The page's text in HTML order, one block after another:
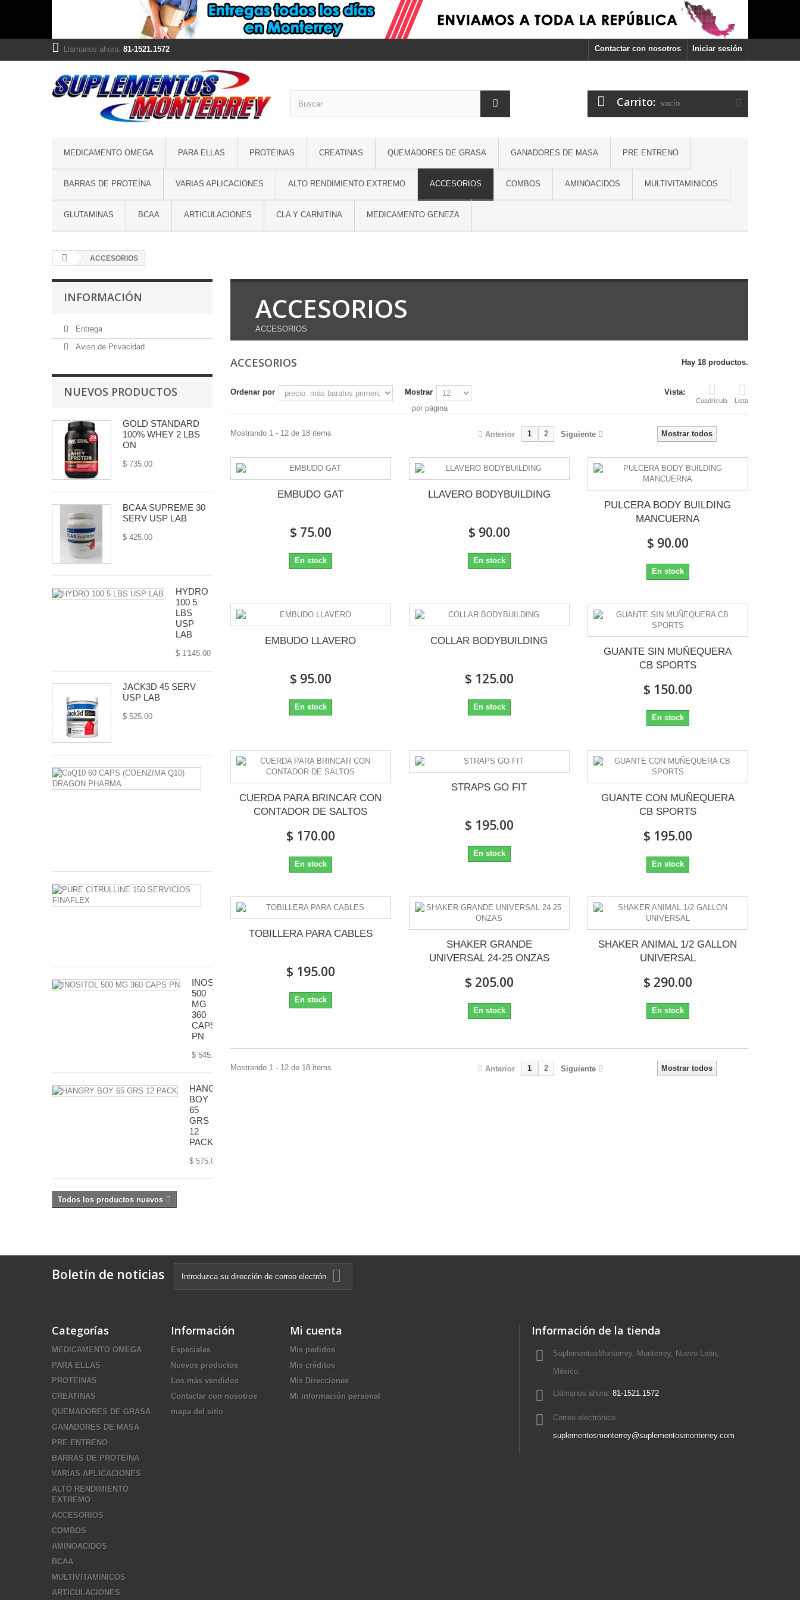
Iniciar sesión
Contactar con nosotros
Llámanos ahora: 81-1521.1572
Carrito: vacío
MEDICAMENTO OMEGA PARA ELLAS PROTEINAS CREATINAS QUEMADORES DE GRASA GANADORES DE MASA PRE ENTRENO
BARRAS DE PROTEÍNA VARIAS APLICACIONES ALTO RENDIMIENTO EXTREMO ACCESORIOS COMBOS AMINOACIDOS MULTIVITAMINICOS
GLUTAMINAS BCAA ARTICULACIONES CLA Y CARNITINA MEDICAMENTO GENEZA
ACCESORIOS
INFORMACIÓN
Entrega
Aviso de Privacidad
NUEVOS PRODUCTOS
GOLD STANDARD
100% WHEY 2 LBS
ON
$ 735.00
BCAA SUPREME 30
SERV USP LAB
$ 425.00
HYDRO
100 5
LBS
USP
LAB
$ 1'145.00
JACK3D 45 SERV
USP LAB
$ 525.00
(COENZIMA
CITRULLINE
SERVICIOS
FINAFLEX
INOSITOL
500
MG
360
CAPS
PN
$ 545.00
HANGRY
BOY
65
GRS
12
PACK
$ 575.00
Todos los productos nuevos
ACCESORIOS
ACCESORIOS
ACCESORIOS Hay 18 productos.
Vista:
Cuadrícula Lista
Ordenar por
Mostrar
por página
Mostrar todos
Anterior 1 2 Siguiente
Mostrando 1 - 12 de 18 items
EMBUDO GAT
$ 75.00
En stock
LLAVERO BODYBUILDING
$ 90.00
En stock
PULCERA BODY BUILDING
MANCUERNA
$ 90.00
En stock
EMBUDO LLAVERO
$ 95.00
En stock
COLLAR BODYBUILDING
$ 125.00
En stock
GUANTE SIN MUÑEQUERA
CB SPORTS
$ 150.00
En stock
CUERDA PARA BRINCAR CON
CONTADOR DE SALTOS
$ 170.00
En stock
STRAPS GO FIT
$ 195.00
En stock
GUANTE CON MUÑEQUERA
CB SPORTS
$ 195.00
En stock
TOBILLERA PARA CABLES
$ 195.00
En stock
SHAKER GRANDE
UNIVERSAL 24-25 ONZAS
$ 205.00
En stock
SHAKER ANIMAL 1/2 GALLON
UNIVERSAL
$ 290.00
En stock
Mostrar todos
Anterior 1 2 Siguiente
Mostrando 1 - 12 de 18 items
Boletín de noticias
Categorías
MEDICAMENTO OMEGA
PARA ELLAS
PROTEINAS
CREATINAS
QUEMADORES DE GRASA
GANADORES DE MASA
PRE ENTRENO
BARRAS DE PROTEÍNA
VARIAS APLICACIONES
ALTO RENDIMIENTO
EXTREMO
ACCESORIOS
COMBOS
AMINOACIDOS
BCAA
MULTIVITAMINICOS
ARTICULACIONES
Información
Especiales
Nuevos productos
Los más vendidos
Contactar con nosotros
mapa del sitio
Mi cuenta
Mis pedidos
Mis créditos
Mis Direcciones
Mi información personal
Información de la tienda
SuplementosMonterrey, Monterrey, Nuevo León,
México.
Llámanos ahora: 81-1521.1572
Correo electrónico
suplementosmonterrey@suplementosmonterrey.com